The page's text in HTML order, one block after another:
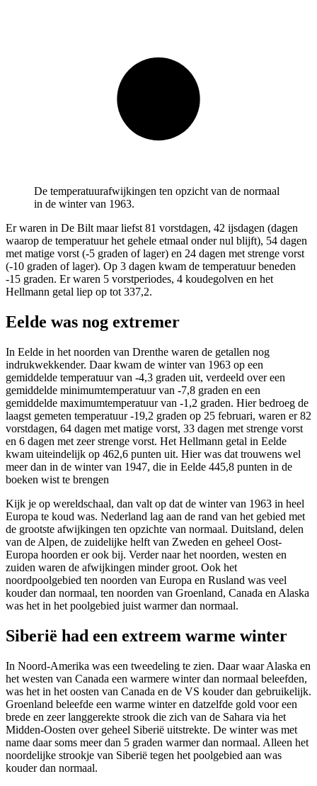
De temperatuurafwijkingen ten opzicht van de normaal
in de winter van 1963.
Er waren in De Bilt maar liefst 81 vorstdagen, 42 ijsdagen (dagen
waarop de temperatuur het gehele etmaal onder nul blijft), 54 dagen
met matige vorst (-5 graden of lager) en 24 dagen met strenge vorst
(-10 graden of lager). Op 3 dagen kwam de temperatuur beneden
-15 graden. Er waren 5 vorstperiodes, 4 koudegolven en het
Hellmann getal liep op tot 337,2.
Eelde was nog extremer
In Eelde in het noorden van Drenthe waren de getallen nog
indrukwekkender. Daar kwam de winter van 1963 op een
gemiddelde temperatuur van -4,3 graden uit, verdeeld over een
gemiddelde minimumtemperatuur van -7,8 graden en een
gemiddelde maximumtemperatuur van -1,2 graden. Hier bedroeg de
laagst gemeten temperatuur -19,2 graden op 25 februari, waren er 82
vorstdagen, 64 dagen met matige vorst, 33 dagen met strenge vorst
en 6 dagen met zeer strenge vorst. Het Hellmann getal in Eelde
kwam uiteindelijk op 462,6 punten uit. Hier was dat trouwens wel
meer dan in de winter van 1947, die in Eelde 445,8 punten in de
boeken wist te brengen
Kijk je op wereldschaal, dan valt op dat de winter van 1963 in heel
Europa te koud was. Nederland lag aan de rand van het gebied met
de grootste afwijkingen ten opzichte van normaal. Duitsland, delen
van de Alpen, de zuidelijke helft van Zweden en geheel Oost-
Europa hoorden er ook bij. Verder naar het noorden, westen en
zuiden waren de afwijkingen minder groot. Ook het
noordpoolgebied ten noorden van Europa en Rusland was veel
kouder dan normaal, ten noorden van Groenland, Canada en Alaska
was het in het poolgebied juist warmer dan normaal.
Siberië had een extreem warme winter
In Noord-Amerika was een tweedeling te zien. Daar waar Alaska en
het westen van Canada een warmere winter dan normaal beleefden,
was het in het oosten van Canada en de VS kouder dan gebruikelijk.
Groenland beleefde een warme winter en datzelfde gold voor een
brede en zeer langgerekte strook die zich van de Sahara via het
Midden-Oosten over geheel Siberië uitstrekte. De winter was met
name daar soms meer dan 5 graden warmer dan normaal. Alleen het
noordelijke strookje van Siberië tegen het poolgebied aan was
kouder dan normaal.